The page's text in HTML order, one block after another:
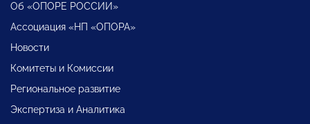
Об «ОПОРЕ РОССИИ»
Ассоциация «НП «ОПОРА»
Новости
Комитеты и Комиссии
Региональное развитие
Экспертиза и Аналитика